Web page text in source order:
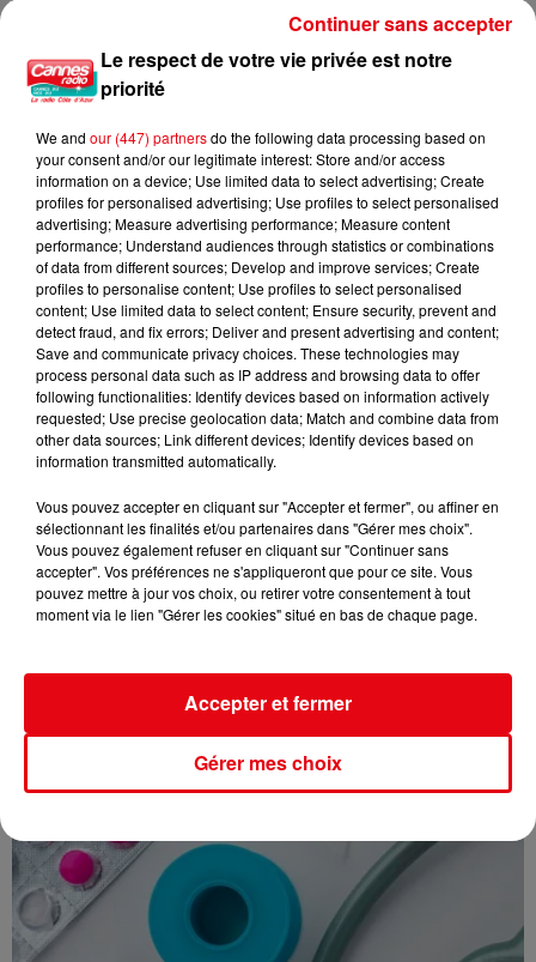
JEU LES PANIERS DE L'ETE : GAGNEZ UN BRUNCH EN MER POUR 4
PERSONNES...
JEU LES PANIERS DE L'ETE : GAGNEZ VOS VACANCES AVEC CIELA
Le respect de votre vie privée est notre
priorité
We and our (447) partnersdo the following data processing based on
your consent and/or our legitimate interest: Store and/or access
information on a device; Use limited data to select advertising; Create
profiles for personalised advertising; Use profiles to select personalised
advertising; Measure advertising performance; Measure content
performance; Understand audiences through statistics or combinations
of data from different sources; Develop and improve services; Create
profiles to personalise content; Use profiles to select personalised
content; Use limited data to select content; Ensure security, prevent and
detect fraud, and fix errors; Deliver and present advertising and content;
Save and communicate privacy choices. These technologies may
process personal data such as IP address and browsing data to offer
following functionalities: Identify devices based on information actively
requested; Use precise geolocation data; Match and combine data from
other data sources; Link different devices; Identify devices based on
information transmitted automatically.
Vous pouvez accepter en cliquant sur "Accepter et fermer", ou affiner en
sélectionnant les finalités et/ou partenaires dans "Gérer mes choix".
Vous pouvez également refuser en cliquant sur "Continuer sans
accepter". Vos préférences ne s'appliqueront que pour ce site. Vous
pouvez mettre à jour vos choix, ou retirer votre consentement à tout
moment via le lien "Gérer les cookies" situé en bas de chaque page.
Gérer mes choix
Accepter et fermer
Continuer sans accepter